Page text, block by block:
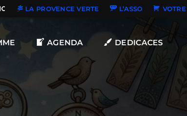
DÉDICACES
LA PROVENCE VERTE L’ASSO
AGENDA DEDICACES